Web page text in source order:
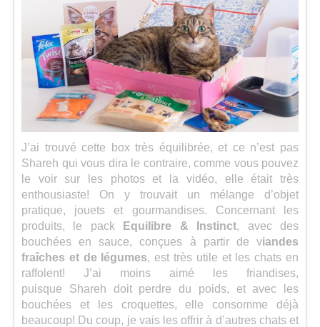
J’ai trouvé cette box très équilibrée, et ce n’est pas
Shareh qui vous dira le contraire, comme vous pouvez
le voir sur les photos et la vidéo, elle était très
enthousiaste! On y trouvait un mélange d’objet
pratique, jouets et gourmandises. Concernant les
produits, le pack
Equilibre & Instinct, avec des
bouchées en sauce, conçues à partir de viandes
fraîches et de légumes, est très utile et les chats en
raffolent! J’ai moins aimé les friandises,
puisque Shareh doit perdre du poids, et avec les
bouchées et les croquettes, elle consomme déjà
beaucoup! Du coup, je vais les offrir à d’autres chats et